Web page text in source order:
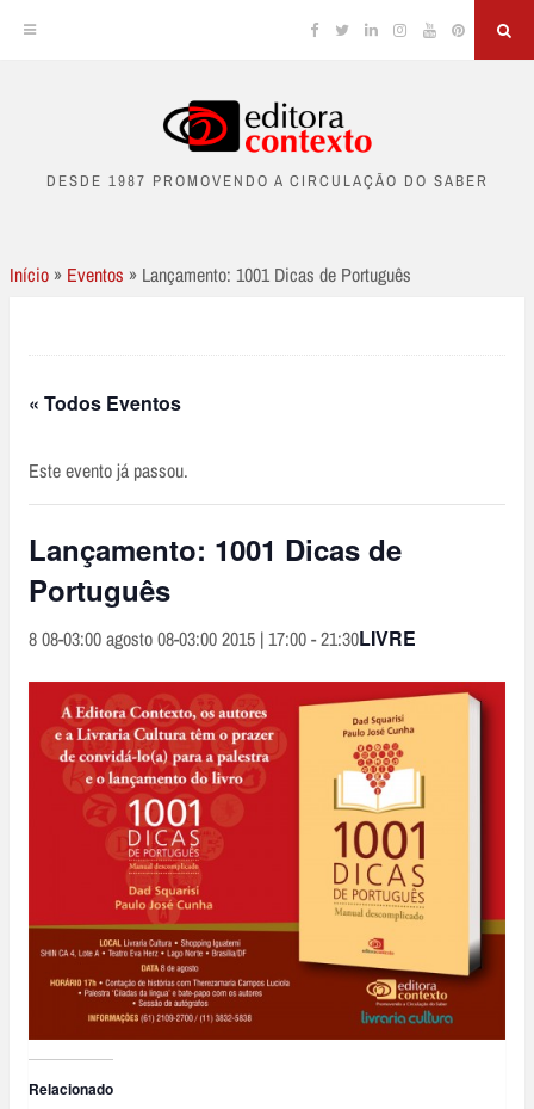
content
Facebook
TwitterLinkedinInstagram
YouTubePinterest
DESDE 1987 PROMOVENDO A CIRCULAÇÃO DO SABER
Início » Eventos » Lançamento: 1001 Dicas de Português
« Todos Eventos
Este evento já passou.
Lançamento: 1001 Dicas de
Português
8 08-03:00 agosto 08-03:00 2015 | 17:00-21:30LIVRE
Relacionado